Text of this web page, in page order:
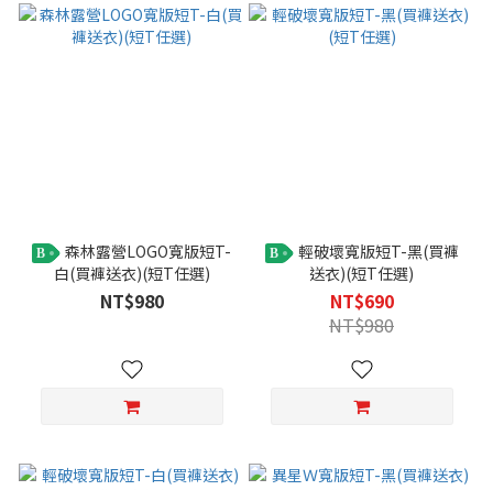
B
白(買褲送衣)(短T任選)
NT$980
B
送衣)(短T任選)
NT$690
NT$980